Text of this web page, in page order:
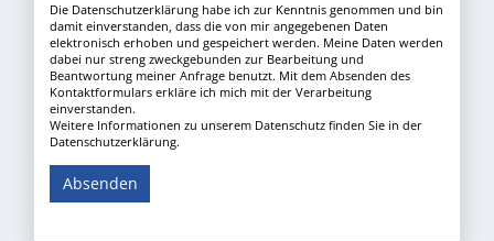
Die Datenschutzerklärung habe ich zur Kenntnis genommen und bin
damit einverstanden, dass die von mir angegebenen Daten
elektronisch erhoben und gespeichert werden. Meine Daten werden
dabei nur streng zweckgebunden zur Bearbeitung und
Beantwortung meiner Anfrage benutzt. Mit dem Absenden des
Kontaktformulars erkläre ich mich mit der Verarbeitung
einverstanden.
Weitere Informationen zu unserem Datenschutz finden Sie in der
Datenschutzerklärung.
Absenden